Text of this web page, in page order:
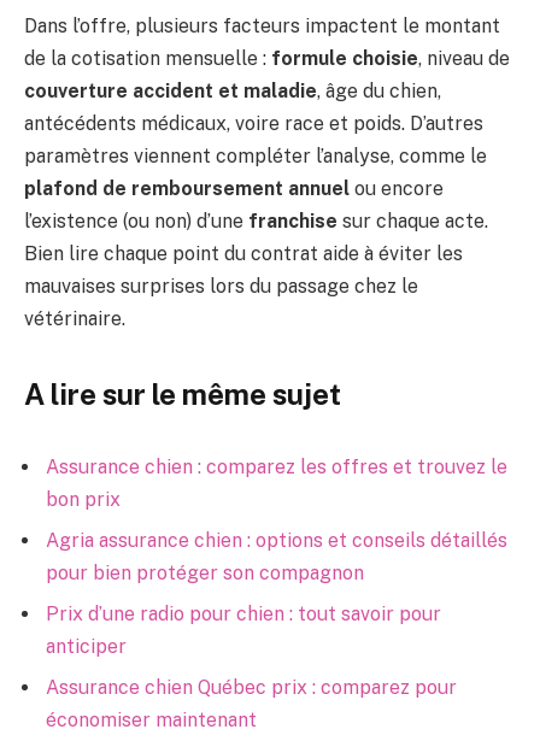
Dans l’offre, plusieurs facteurs impactent le montant
de la cotisation mensuelle : formule choisie, niveau de
couverture accident et maladie, âge du chien,
antécédents médicaux, voire race et poids. D’autres
paramètres viennent compléter l’analyse, comme le
plafond de remboursement annuel ou encore
l’existence (ou non) d’une franchise sur chaque acte.
Bien lire chaque point du contrat aide à éviter les
mauvaises surprises lors du passage chez le
vétérinaire.
A lire sur le même sujet
Assurance chien : comparez les offres et trouvez le
bon prix
Agria assurance chien : options et conseils détaillés
pour bien protéger son compagnon
Prix d’une radio pour chien : tout savoir pour
anticiper
Assurance chien Québec prix : comparez pour
économiser maintenant